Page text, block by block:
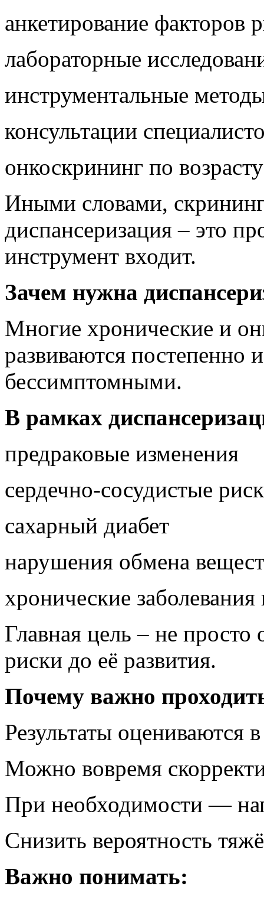
анкетирование факторов
лабораторные
инструментальные
консультации
онкоскрининг по возрасту
Иными словами,
диспансеризация – это
инструмент входит.
Зачем нужна
Многие хронические и
развиваются постепенно
бессимптомными.
В рамках
предраковые изменения
сердечно-сосудистые
сахарный диабет
нарушения обмена
хронические
Главная цель – не
риски до её развития.
Почему важно
Результаты оцениваются
Можно вовремя
При необходимости —
Снизить вероятность
Важно понимать: